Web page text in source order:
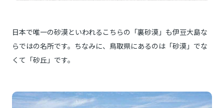
日本で唯一の砂漠といわれるこちらの「裏砂漠」も伊豆大島な
らではの名所です。ちなみに、鳥取県にあるのは「砂漠」でな
くて「砂丘」です。